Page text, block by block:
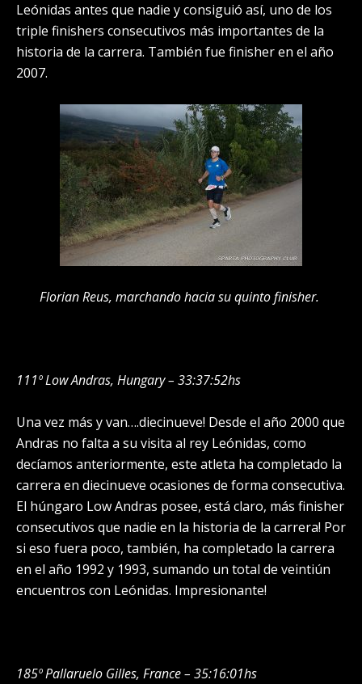
Leónidas antes que nadie y consiguió así, uno de los
triple finishers consecutivos más importantes de la
historia de la carrera. También fue finisher en el año
2007.
Florian Reus, marchando hacia su quinto finisher.
111º Low Andras, Hungary – 33:37:52hs
Una vez más y van….diecinueve! Desde el año 2000 que
Andras no falta a su visita al rey Leónidas, como
decíamos anteriormente, este atleta ha completado la
carrera en diecinueve ocasiones de forma consecutiva.
El húngaro Low Andras posee, está claro, más finisher
consecutivos que nadie en la historia de la carrera! Por
si eso fuera poco, también, ha completado la carrera
en el año 1992 y 1993, sumando un total de veintiún
encuentros con Leónidas. Impresionante!
185º Pallaruelo Gilles, France – 35:16:01hs